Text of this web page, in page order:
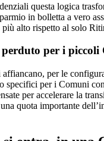
questa logica
in bolletta a vero
alto rispetto al solo
per i piccoli
per le
specifici per i Comuni
per accelerare la
quota importante